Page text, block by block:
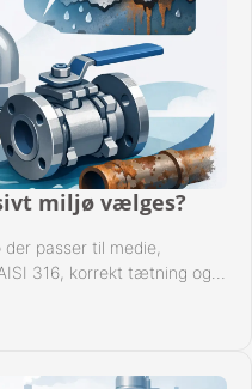
miljø vælges?
passer til medie,
316, korrekt tætning og